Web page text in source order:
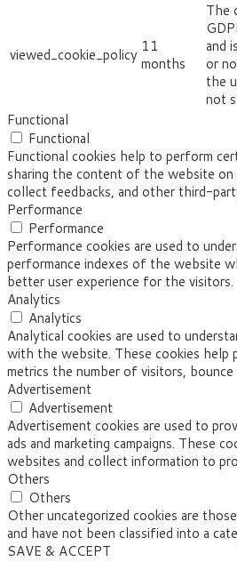
viewed_cookie_policy 11
months
The
and
or
the
not
Functional
Functional
Functional cookies help to perform
sharing the content of the website on
collect feedbacks, and other third-
Performance
Performance
Performance cookies are used to
performance indexes of the website
better user experience for the visitors.
Analytics
Analytics
Analytical cookies are used to
with the website. These cookies help
metrics the number of visitors,
Advertisement
Advertisement
Advertisement cookies are used to
ads and marketing campaigns. These
websites and collect information to
Others
Others
Other uncategorized cookies are
and have not been classified into a
SAVE & ACCEPT